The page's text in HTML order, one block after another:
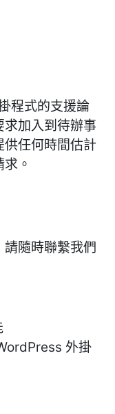
程式的支援論
求加入到待辦事
供任何時間估計
。
隨時聯繫我們
外掛